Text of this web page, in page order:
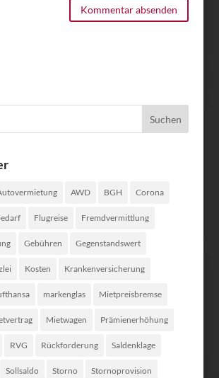
AWD BGH Corona
Flugreise Fremdvermittlung
Gebühren Gegenstandswert
Kosten Krankenversicherung
markenglas Mietpreisbremse
Mietwagen Prämienerhöhung
RVG Rückforderung Saldenklage
Sollsaldo Storno Stornoprovision